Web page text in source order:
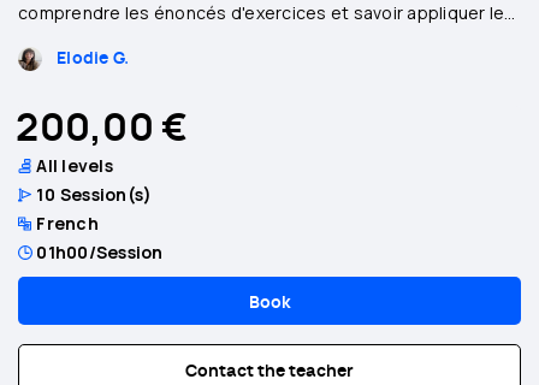
comprendre les énoncés d'exercices et savoir appliquer les
Elodie G.
200,00 €
All levels
10 Session(s)
French
01h00/Session
Book
Contact the teacher